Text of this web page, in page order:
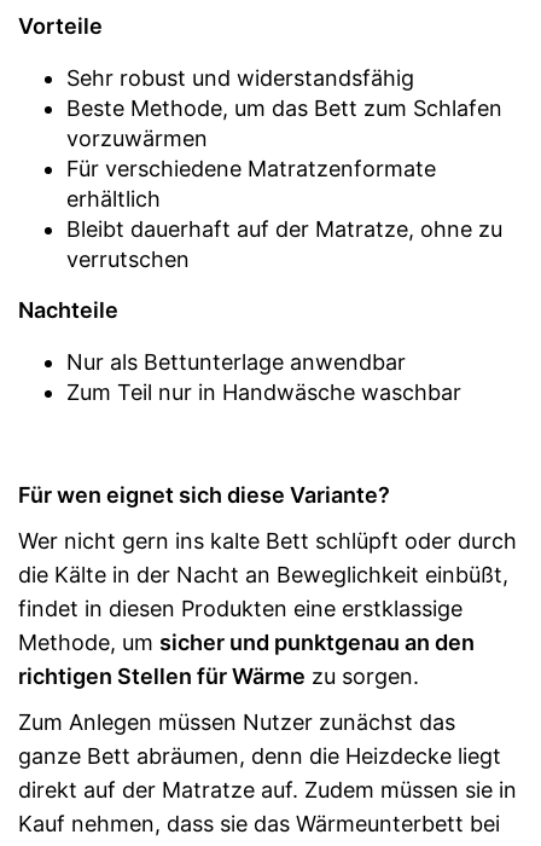
Vorteile
Sehr robust und widerstandsfähig
Beste Methode, um das Bett zum Schlafen
vorzuwärmen
Für verschiedene Matratzenformate
erhältlich
Bleibt dauerhaft auf der Matratze, ohne zu
verrutschen
Nachteile
Nur als Bettunterlage anwendbar
Zum Teil nur in Handwäsche waschbar
Für wen eignet sich diese Variante?
Wer nicht gern ins kalte Bett schlüpft oder durch
die Kälte in der Nacht an Beweglichkeit einbüßt,
findet in diesen Produkten eine erstklassige
Methode, um sicher und punktgenau an den
richtigen Stellen für Wärme zu sorgen.
Zum Anlegen müssen Nutzer zunächst das
ganze Bett abräumen, denn die Heizdecke liegt
direkt auf der Matratze auf. Zudem müssen sie in
Kauf nehmen, dass sie das Wärmeunterbett bei